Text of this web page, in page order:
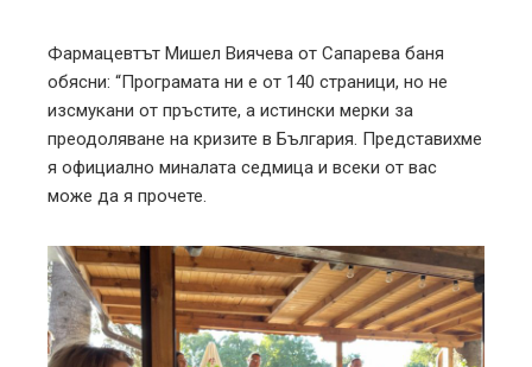
Фармацевтът Мишел Виячева от Сапарева баня
обясни: “Програмата ни е от 140 страници, но не
изсмукани от пръстите, а истински мерки за
преодоляване на кризите в България. Представихме
я официално миналата седмица и всеки от вас
може да я прочете.